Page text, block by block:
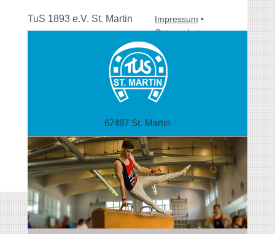
TuS 1893 e.V. St. Martin Impressum •
Datenschutz
67487 St. Martin